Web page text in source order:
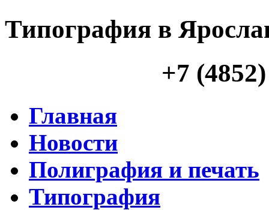
Типография в
+7
Главная
Новости
Полиграфия и печать
Типография